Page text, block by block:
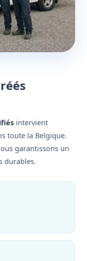
intervient
toute la Belgique.
garantissons un
durables.